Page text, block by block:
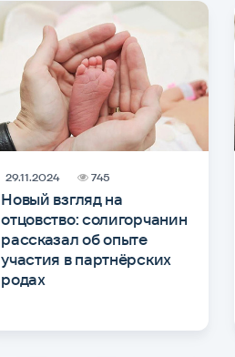
Новый взгляд на
отцовство: солигорчанин
рассказал об опыте
участия в партнёрских
родах
29.11.2024 745